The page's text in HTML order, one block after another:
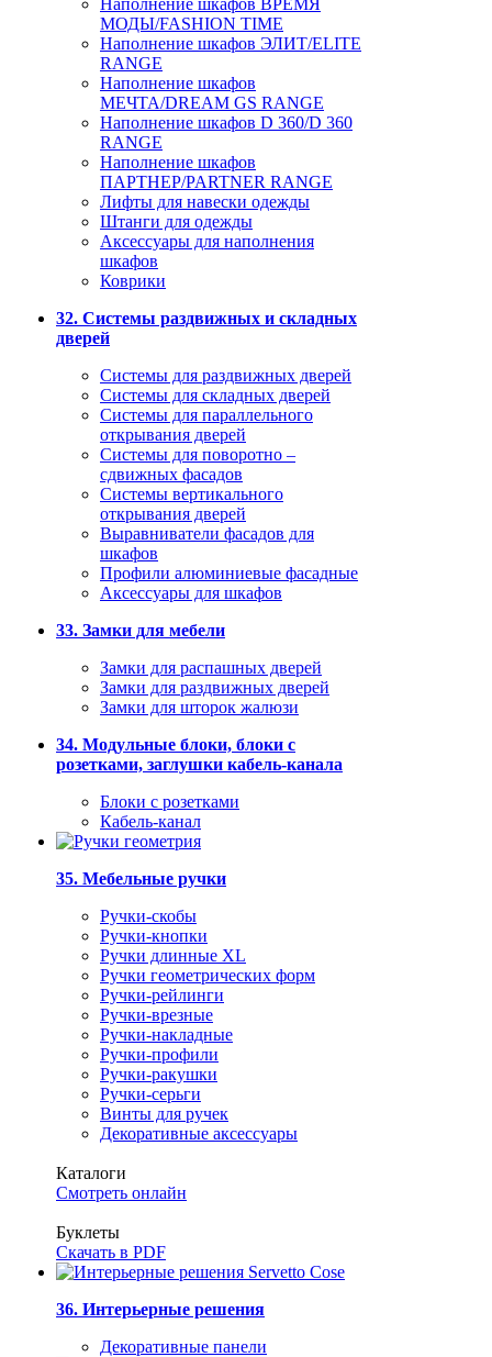
Наполнение шкафов ВРЕМЯ
МОДЫ/FASHION TIME
Наполнение шкафов ЭЛИТ/ELITE
RANGE
Наполнение шкафов
МЕЧТА/DREAM GS RANGE
Наполнение шкафов D 360/D 360
RANGE
Наполнение шкафов
ПАРТНЕР/PARTNER RANGE
Лифты для навески одежды
Штанги для одежды
Аксессуары для наполнения
шкафов
Коврики
32. Системы раздвижных и складных
дверей
Системы для раздвижных дверей
Системы для складных дверей
Системы для параллельного
открывания дверей
Системы для поворотно –
сдвижных фасадов
Системы вертикального
открывания дверей
Выравниватели фасадов для
шкафов
Профили алюминиевые фасадные
Аксессуары для шкафов
33. Замки для мебели
Замки для распашных дверей
Замки для раздвижных дверей
Замки для шторок жалюзи
34. Модульные блоки, блоки с
розетками, заглушки кабель-канала
Блоки с розетками
Кабель-канал
35. Мебельные ручки
Ручки-скобы
Ручки-кнопки
Ручки длинные XL
Ручки геометрических форм
Ручки-рейлинги
Ручки-врезные
Ручки-накладные
Ручки-профили
Ручки-ракушки
Ручки-серьги
Винты для ручек
Декоративные аксессуары
Каталоги
Смотреть онлайн
Буклеты
Скачать в PDF
36. Интерьерные решения
Декоративные панели